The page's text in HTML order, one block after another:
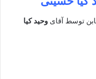
توسط آقای وحید کیا